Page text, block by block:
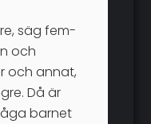
säg fem-
och
och annat,
Då är
barnet